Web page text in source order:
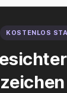
KOSTENLOS